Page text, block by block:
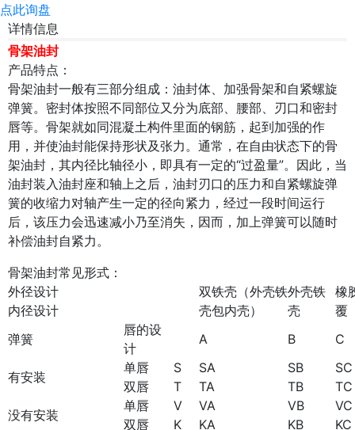
点此询盘
详情信息
骨架油封
产品特点：
骨架油封一般有三部分组成：油封体、加强骨架和自紧螺旋
弹簧。密封体按照不同部位又分为底部、腰部、刃口和密封
唇等。骨架就如同混凝土构件里面的钢筋，起到加强的作
用，并使油封能保持形状及张力。通常，在自由状态下的骨
架油封，其内径比轴径小，即具有一定的“过盈量”。因此，当
油封装入油封座和轴上之后，油封刃口的压力和自紧螺旋弹
簧的收缩力对轴产生一定的径向紧力，经过一段时间运行
后，该压力会迅速减小乃至消失，因而，加上弹簧可以随时
补偿油封自紧力。
骨架油封常见形式：
外径设计
双铁壳（外壳铁
壳包内壳）
外壳铁
壳
橡
覆
内径设计
弹簧
唇的设
计
A B C
有安装
单唇 S SA SB
SC
双唇
T TA TB
TC
没有安装
单唇 V VA VB
VC
双唇
K KA KB KC